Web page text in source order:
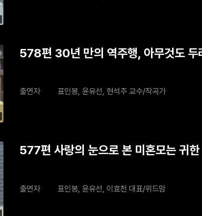
578편 30년 만의 역주행, 아무것도 두
출연자 표인봉, 윤유선, 현석주 교수/작곡가
577편 사랑의 눈으로 본 미혼모는 귀
출연자 표인봉, 윤유선, 이효천 대표/위드맘